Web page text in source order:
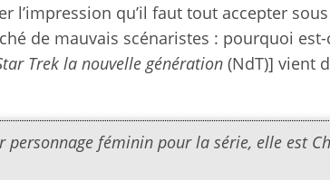
l’impression qu’il faut tout accepter
de mauvais scénaristes : pourquoi est-
Trek la nouvelle génération (NdT)] vient
personnage féminin pour la série, elle est